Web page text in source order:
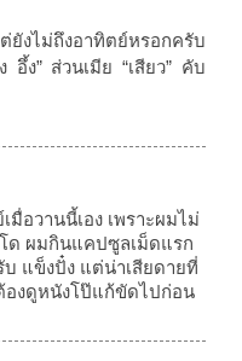
ไม่ถึงอาทิตย์หรอกครับ
อึ้ง” ส่วนเมีย “เสียว” คับ
อวานนี้เอง เพราะผมไม่
ด ผมกินแคปซูลเม็ดแรก
บ แข็งปั๋ง แต่น่าเสียดายที่
องดูหนังโป๊แก้ขัดไปก่อน